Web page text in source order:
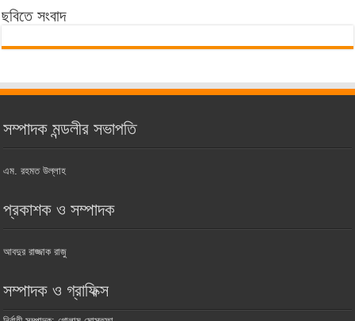
ছবিতে সংবাদ
সম্পাদক মন্ডলীর সভাপতি
এম. রহমত উল্লাহ
প্রকাশক ও সম্পাদক
আবদুর রাজ্জাক রাজু
সম্পাদক ও গ্রাফিক্স